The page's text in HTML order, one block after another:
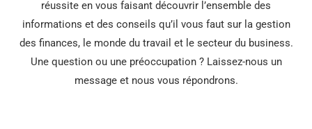
réussite en vous faisant découvrir l’ensemble des
informations et des conseils qu’il vous faut sur la gestion
des finances, le monde du travail et le secteur du business.
Une question ou une préoccupation ? Laissez-nous un
message et nous vous répondrons.